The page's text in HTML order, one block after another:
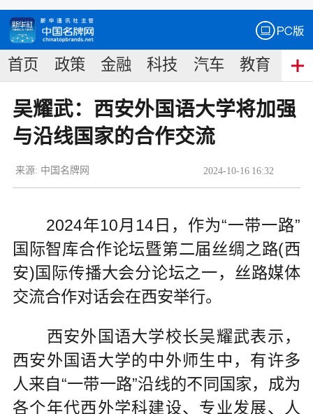
首页 政策 金融 科技 汽车 教育 食
吴耀武：西安外国语大学将加强
与沿线国家的合作交流
2024-10-16 16:32
来源: 中国名牌网
2024年10月14日，作为“一带一路”
国际智库合作论坛暨第二届丝绸之路(西
安)国际传播大会分论坛之一，丝路媒体
交流合作对话会在西安举行。
西安外国语大学校长吴耀武表示，
西安外国语大学的中外师生中，有许多
人来自“一带一路”沿线的不同国家，成为
各个年代西外学科建设、专业发展、人